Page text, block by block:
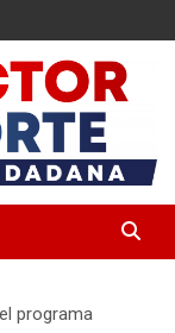
programa